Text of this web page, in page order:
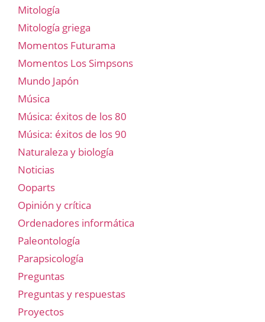
Mitología
Mitología griega
Momentos Futurama
Momentos Los Simpsons
Mundo Japón
Música
Música: éxitos de los 80
Música: éxitos de los 90
Naturaleza y biología
Noticias
Ooparts
Opinión y crítica
Ordenadores informática
Paleontología
Parapsicología
Preguntas
Preguntas y respuestas
Proyectos